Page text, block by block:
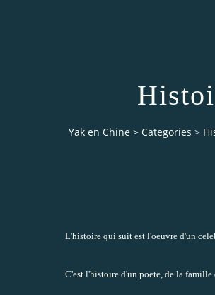
Yak en Chine > Categories >
L'histoire qui suit est l'oeuvre d'un
C'est l'histoire d'un poete, de la